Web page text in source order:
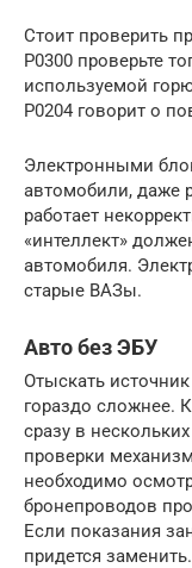
Стоит проверить
P0300 проверьте
используемой
Р0204 говорит о
Электронными
автомобили, даже
работает
«интеллект»
автомобиля.
старые ВАЗы.
Авто без ЭБУ
Отыскать
гораздо сложнее.
сразу в
проверки
необходимо
бронепроводов
Если показания
придется